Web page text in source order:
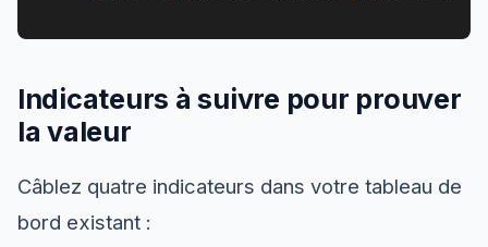
Indicateurs à suivre pour prouver
la valeur
Câblez quatre indicateurs dans votre tableau de
bord existant :